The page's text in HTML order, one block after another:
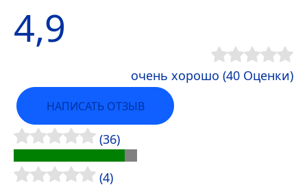
4,9
очень хорошо (40 Оценки)
НАПИСАТЬ ОТЗЫВ
(36)
(4)